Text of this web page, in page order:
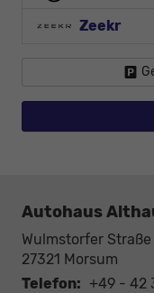
Zeekr
Autohaus
Wulmstorfer Straße
27321 Morsum
Telefon: +49 - 42